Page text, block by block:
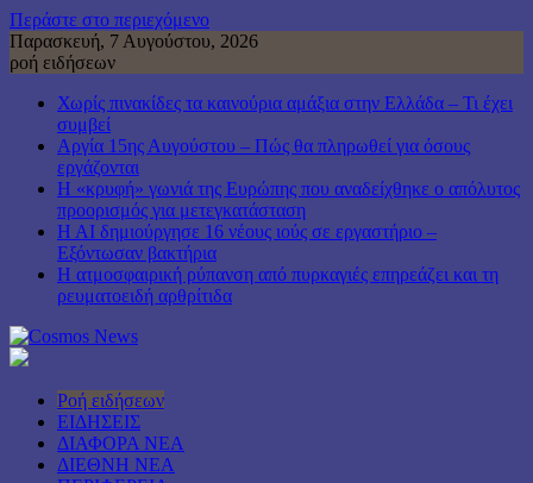
Περάστε στο περιεχόμενο
Παρασκευή, 7 Αυγούστου, 2026
ροή ειδήσεων
Χωρίς πινακίδες τα καινούρια αμάξια στην Ελλάδα – Τι έχει
συμβεί
Αργία 15ης Αυγούστου – Πώς θα πληρωθεί για όσους
εργάζονται
Η «κρυφή» γωνιά της Ευρώπης που αναδείχθηκε ο απόλυτος
προορισμός για μετεγκατάσταση
H AI δημιούργησε 16 νέους ιούς σε εργαστήριο –
Εξόντωσαν βακτήρια
Η ατμοσφαιρική ρύπανση από πυρκαγιές επηρεάζει και τη
ρευματοειδή αρθρίτιδα
Ροή ειδήσεων
ΕΙΔΗΣΕΙΣ
ΔΙΑΦΟΡΑ ΝΕΑ
ΔΙΕΘΝΗ ΝΕΑ